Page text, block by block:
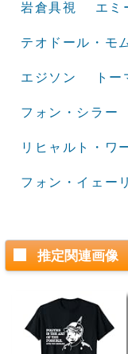
岩倉具視 エミ
テオドール・モ
エジソン ト
フォン・シラー
リヒャルト・ワ
フォン・イェー
推定関連画像